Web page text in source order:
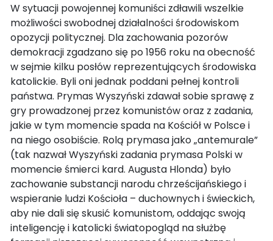
W sytuacji powojennej komuniści zdławili wszelkie
możliwości swobodnej działalności środowiskom
opozycji politycznej. Dla zachowania pozorów
demokracji zgadzano się po 1956 roku na obecność
w sejmie kilku posłów reprezentujących środowiska
katolickie. Byli oni jednak poddani pełnej kontroli
państwa. Prymas Wyszyński zdawał sobie sprawę z
gry prowadzonej przez komunistów oraz z zadania,
jakie w tym momencie spada na Kościół w Polsce i
na niego osobiście. Rolą prymasa jako „antemurale”
(tak nazwał Wyszyński zadania prymasa Polski w
momencie śmierci kard. Augusta Hlonda) było
zachowanie substancji narodu chrześcijańskiego i
wspieranie ludzi Kościoła – duchownych i świeckich,
aby nie dali się skusić komunistom, oddając swoją
inteligencję i katolicki światopogląd na służbę